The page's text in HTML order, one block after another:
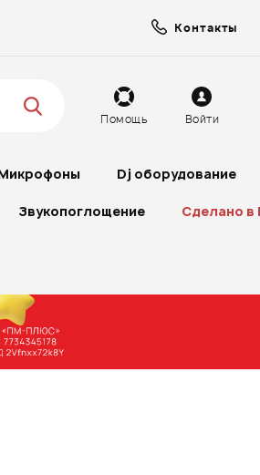
Контакты
Помощь Войти
Dj оборудование
Звукопоглощение Сделано в